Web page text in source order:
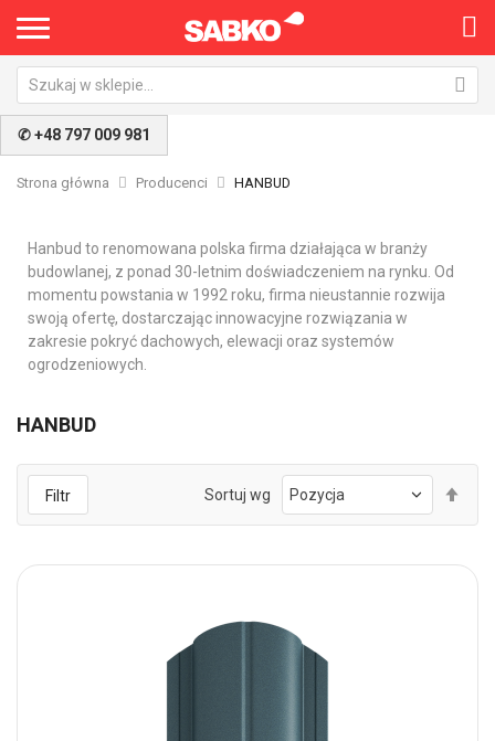
✆ +48 797 009 981
Strona główna Producenci HANBUD
Hanbud to renomowana polska firma działająca w branży
budowlanej, z ponad 30-letnim doświadczeniem na rynku. Od
momentu powstania w 1992 roku, firma nieustannie rozwija
swoją ofertę, dostarczając innowacyjne rozwiązania w
zakresie pokryć dachowych, elewacji oraz systemów
ogrodzeniowych.
HANBUD
Filtr Sortuj wg